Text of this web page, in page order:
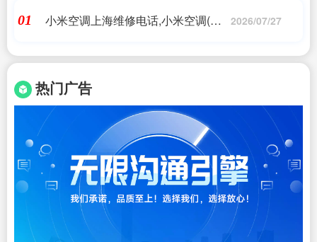
01
小米空调上海维修电话,小米空调(小
2026/07/27
热门广告